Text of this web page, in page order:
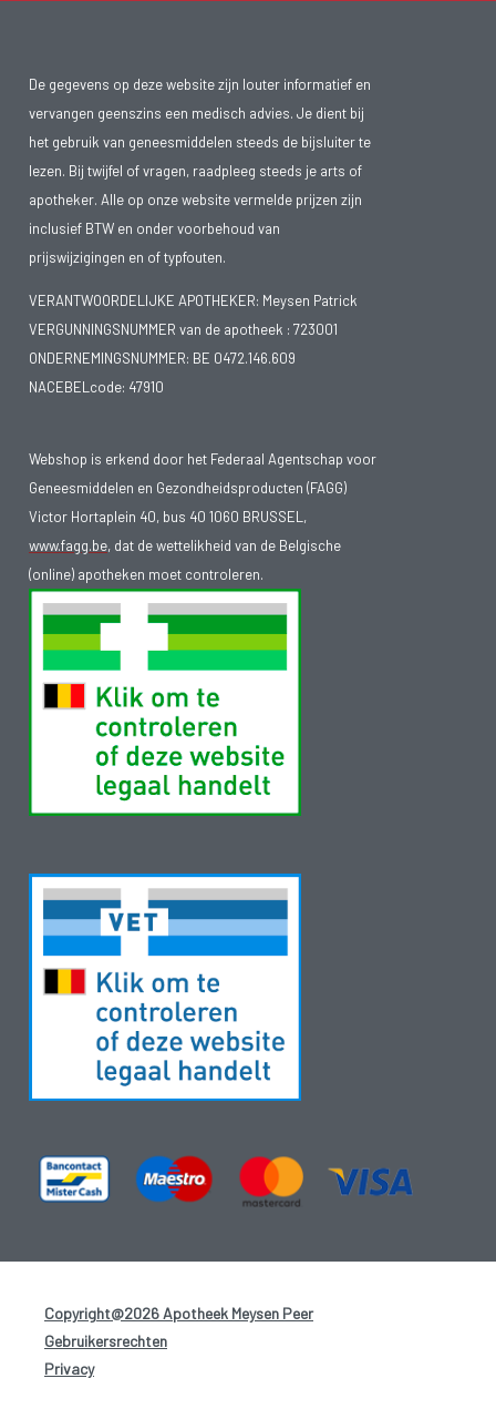
De gegevens op deze website zijn louter informatief en
vervangen geenszins een medisch advies. Je dient bij
het gebruik van geneesmiddelen steeds de bijsluiter te
lezen. Bij twijfel of vragen, raadpleeg steeds je arts of
apotheker. Alle op onze website vermelde prijzen zijn
inclusief BTW en onder voorbehoud van
prijswijzigingen en of typfouten.
VERANTWOORDELIJKE APOTHEKER: Meysen Patrick
VERGUNNINGSNUMMER van de apotheek : 723001
ONDERNEMINGSNUMMER: BE 0472.146.609
NACEBELcode: 47910
Webshop is erkend door het Federaal Agentschap voor
Geneesmiddelen en Gezondheidsproducten (FAGG)
Victor Hortaplein 40, bus 40 1060 BRUSSEL,
www.fagg.be, dat de wettelikheid van de Belgische
(online) apotheken moet controleren.
Copyright@2026 Apotheek Meysen Peer
Gebruikersrechten
Privacy-